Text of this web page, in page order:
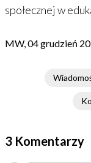
społecznej w
MW, 04 grudzień
3 Komentarzy